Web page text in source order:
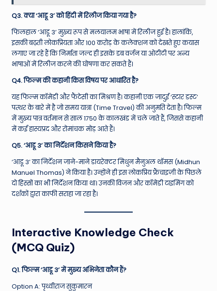
Q3. क्या ‘आडू 3’ को हिंदी में रिलीज किया गया है?
फिलहाल ‘आडू 3’ मुख्य रूप से मलयालम भाषा में रिलीज हुई है। हालांकि,
इसकी बढ़ती लोकप्रियता और 100 करोड़ के कलेक्शन को देखते हुए कयास
लगाए जा रहे हैं कि निर्माता जल्द ही इसके डब वर्जन या ओटीटी पर अन्य
भाषाओं में रिलीज करने की घोषणा कर सकते हैं।
Q4. फिल्म की कहानी किस विषय पर आधारित है?
यह फिल्म कॉमेडी और फैंटेसी का मिश्रण है। कहानी एक जादुई ‘स्टार डस्ट’
पत्थर के बारे में है जो समय यात्रा (Time Travel) की अनुमति देता है। फिल्म
में मुख्य पात्र वर्तमान से साल 1750 के कालखंड में चले जाते हैं, जिससे कहानी
में कई हास्यप्रद और रोमांचक मोड़ आते हैं।
Q5. ‘आडू 3’ का निर्देशन किसने किया है?
‘आडू 3’ का निर्देशन जाने-माने डायरेक्टर मिधुन मैनुअल थॉमस (Midhun
Manuel Thomas) ने किया है। उन्होंने ही इस लोकप्रिय फ्रैंचाइज़ी के पिछले
दो हिस्सों का भी निर्देशन किया था। उनकी विजन और कॉमेडी टाइमिंग को
दर्शकों द्वारा काफी सराहा जा रहा है।
Interactive Knowledge Check
(MCQ Quiz)
Q1. फिल्म ‘आडू 3’ में मुख्य अभिनेता कौन हैं?
Option A: पृथ्वीराज सुकुमारन